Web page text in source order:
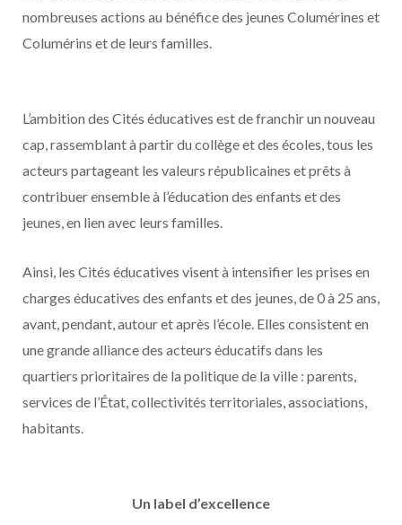
nombreuses actions au bénéfice des jeunes Columérines et
Columérins et de leurs familles.
L’ambition des Cités éducatives est de franchir un nouveau
cap, rassemblant à partir du collège et des écoles, tous les
acteurs partageant les valeurs républicaines et prêts à
contribuer ensemble à l’éducation des enfants et des
jeunes, en lien avec leurs familles.
Ainsi, les Cités éducatives visent à intensifier les prises en
charges éducatives des enfants et des jeunes, de 0 à 25 ans,
avant, pendant, autour et après l’école. Elles consistent en
une grande alliance des acteurs éducatifs dans les
quartiers prioritaires de la politique de la ville : parents,
services de l’État, collectivités territoriales, associations,
habitants.
Un label d’excellence